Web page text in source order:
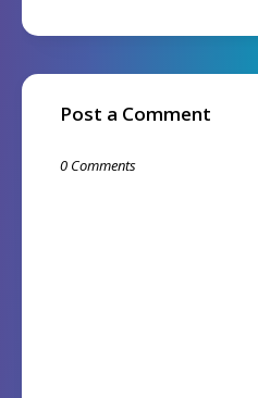
Post a Comment
0 Comments